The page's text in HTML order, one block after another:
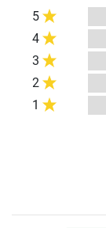
5
4
3
2
1